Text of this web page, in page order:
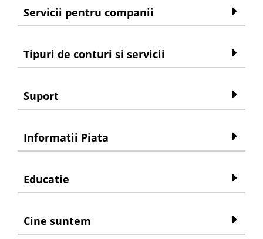
Servicii pentru companii
Tipuri de conturi si servicii
Suport
Informatii Piata
Educatie
Cine suntem